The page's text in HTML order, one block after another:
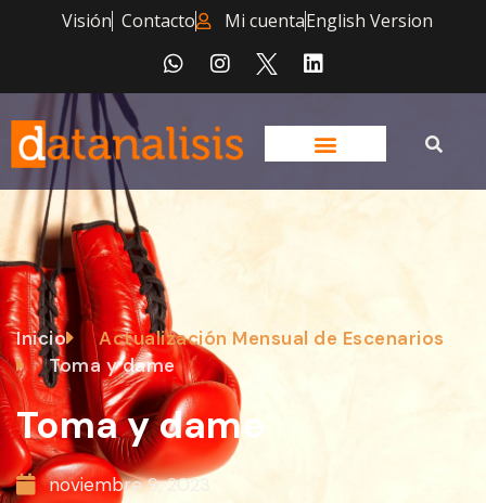
Visión Contacto Mi cuentaEnglish Version
Inicio
Actualización Mensual de Escenarios
Toma y dame
Toma y dame
noviembre 9, 2023